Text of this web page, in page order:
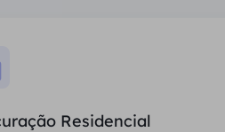
Residencial